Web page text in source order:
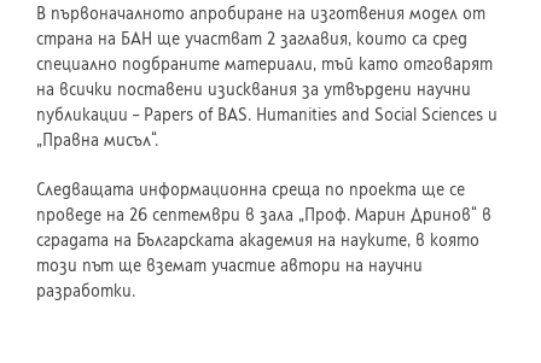
В първоначалното апробиране на изготвения модел от
страна на БАН ще участват 2 заглавия, които са сред
специално подбраните материали, тъй като отговарят
на всички поставени изисквания за утвърдени научни
публикации – Papers of BAS. Humanities and Social Sciences и
„Правна мисъл“.
Следващата информационна среща по проекта ще се
проведе на 26 септември в зала „Проф. Марин Дринов“ в
сградата на Българската академия на науките, в която
този път ще вземат участие автори на научни
разработки.